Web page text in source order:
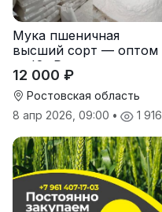
Мука пшеничная
высший сорт — оптом
от Юг Руси
12 000 ₽
Ростовская область
8 апр 2026, 09:00 • 1 916